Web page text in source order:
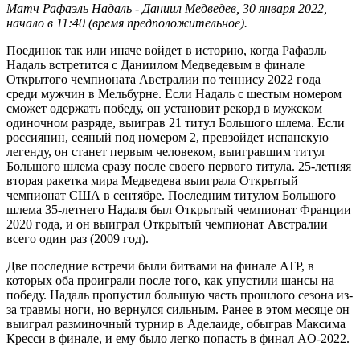
Матч Рафаэль Надаль - Даниил Медведев, 30 января 2022,
начало в 11:40 (время предположительное).
Поединок так или иначе войдет в историю, когда Рафаэль
Надаль встретится с Даниилом Медведевым в финале
Открытого чемпионата Австралии по теннису 2022 года
среди мужчин в Мельбурне. Если Надаль с шестым номером
сможет одержать победу, он установит рекорд в мужском
одиночном разряде, выиграв 21 титул Большого шлема. Если
россиянин, сеяный под номером 2, превзойдет испанскую
легенду, он станет первым человеком, выигравшим титул
Большого шлема сразу после своего первого титула. 25-летняя
вторая ракетка мира Медведева выиграла Открытый
чемпионат США в сентябре. Последним титулом Большого
шлема 35-летнего Надаля был Открытый чемпионат Франции
2020 года, и он выиграл Открытый чемпионат Австралии
всего один раз (2009 год).
Две последние встречи были битвами на финале ATP, в
которых оба проиграли после того, как упустили шансы на
победу. Надаль пропустил большую часть прошлого сезона из-
за травмы ноги, но вернулся сильным. Ранее в этом месяце он
выиграл разминочный турнир в Аделаиде, обыграв Максима
Кресси в финале, и ему было легко попасть в финал AO-2022.